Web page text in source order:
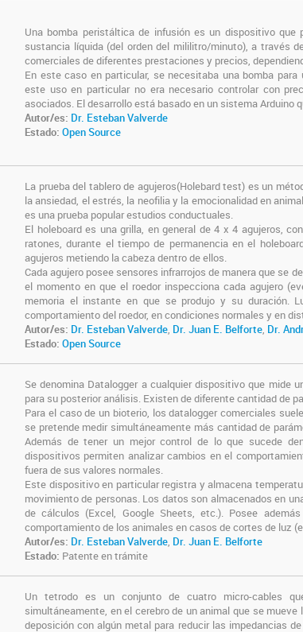
Una bomba peristáltica de infusión es un dispositivo que
sustancia líquida (del orden del mililitro/minuto), a través
comerciales de diferentes prestaciones y precios,
En este caso en particular, se necesitaba una bomba
este uso en particular no era necesario controlar con
asociados. El desarrollo está basado en un sistema
Autor/es: Dr. Esteban Valverde
Estado: Open Source
La prueba del tablero de agujeros(Holebard test) es un
la ansiedad, el estrés, la neofilia y la emocionalidad en
es una prueba popular estudios conductuales.
El holeboard es una grilla, en general de 4 x 4 agujeros,
ratones, durante el tiempo de permanencia en el
agujeros metiendo la cabeza dentro de ellos.
Cada agujero posee sensores infrarrojos de manera que se
el momento en que el roedor inspecciona cada agujero
memoria el instante en que se produjo y su duración.
comportamiento del roedor, en condiciones normales y en
Autor/es: Dr. Esteban Valverde Dr. Juan E. Belforte Dr.
Estado: Open Source
Se denomina Datalogger a cualquier dispositivo que mide
para su posterior análisis. Existen de diferente cantidad de
Para el caso de un bioterio, los datalogger comerciales
se pretende medir simultáneamente más cantidad de
Además de tener un mejor control de lo que sucede
dispositivos permiten analizar cambios en el
fuera de sus valores normales.
Este dispositivo en particular registra y almacena
movimiento de personas. Los datos son almacenados en
de cálculos (Excel, Google Sheets, etc.). Posee
comportamiento de los animales en casos de cortes de luz
Autor/es: Dr. Esteban Valverde Dr. Juan E. Belforte
Estado: Patente en trámite
Un tetrodo es un conjunto de cuatro micro-cables
simultáneamente, en el cerebro de un animal que se
deposición con algún metal para reducir las impedancias